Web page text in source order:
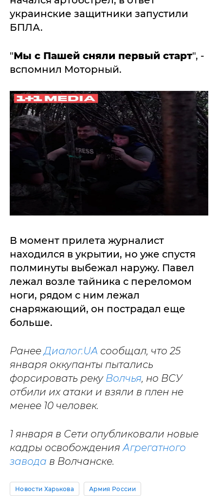
украинские защитники запустили
БПЛА.
"Мы с Пашей сняли первый старт", -
вспомнил Моторный.
В момент прилета журналист
находился в укрытии, но уже спустя
полминуты выбежал наружу. Павел
лежал возле тайника с переломом
ноги, рядом с ним лежал
снаряжающий, он пострадал еще
больше.
РанееДиалог.UA сообщал, что 25
января оккупанты пытались
форсировать реку Волчья, но ВСУ
отбили их атаки и взяли в плен не
менее 10 человек.
1 января в Сети опубликовали новые
кадры освобожденияАгрегатного
завода в Волчанске.
Новости Харькова Армия России